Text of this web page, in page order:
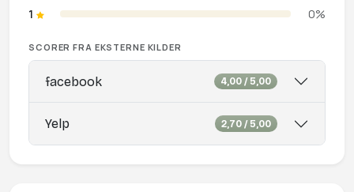
1
0%
SCORER FRA EKSTERNE KILDER
facebook 4,00 / 5,00
Yelp 2,70 / 5,00